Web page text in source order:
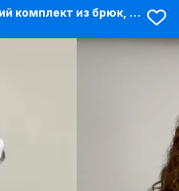
Демисезонный женский комплект из брюк, рубашки и топа